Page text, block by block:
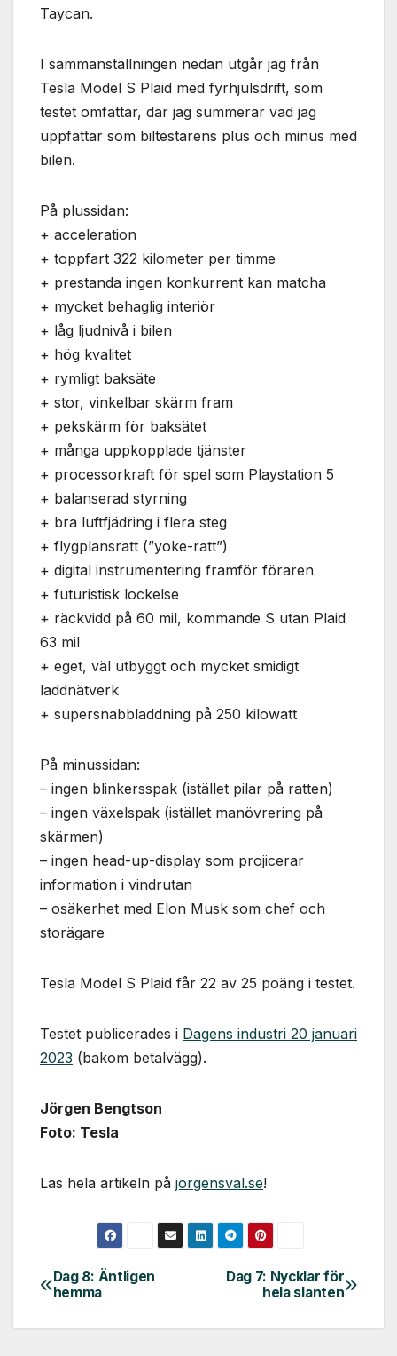
Taycan.
I sammanställningen nedan utgår jag från
Tesla Model S Plaid med fyrhjulsdrift, som
testet omfattar, där jag summerar vad jag
uppfattar som biltestarens plus och minus med
bilen.
På plussidan:
+ acceleration
+ toppfart 322 kilometer per timme
+ prestanda ingen konkurrent kan matcha
+ mycket behaglig interiör
+ låg ljudnivå i bilen
+ hög kvalitet
+ rymligt baksäte
+ stor, vinkelbar skärm fram
+ pekskärm för baksätet
+ många uppkopplade tjänster
+ processorkraft för spel som Playstation 5
+ balanserad styrning
+ bra luftfjädring i flera steg
+ flygplansratt (”yoke-ratt”)
+ digital instrumentering framför föraren
+ futuristisk lockelse
+ räckvidd på 60 mil, kommande S utan Plaid
63 mil
+ eget, väl utbyggt och mycket smidigt
laddnätverk
+ supersnabbladdning på 250 kilowatt
På minussidan:
– ingen blinkersspak (istället pilar på ratten)
– ingen växelspak (istället manövrering på
skärmen)
– ingen head-up-display som projicerar
information i vindrutan
– osäkerhet med Elon Musk som chef och
storägare
Tesla Model S Plaid får 22 av 25 poäng i testet.
Testet publicerades i Dagens industri 20 januari
2023 (bakom betalvägg).
Jörgen Bengtson
Foto: Tesla
Läs hela artikeln på jorgensval.se!
InläggsnavigeringDag 7: Nycklar för
hela slanten
Dag 8: Äntligen
hemma
Nödvändiga
välja bort. De
över huvud
fungera.
För att vi ska
kunna
funktionalitet
baserat på
Marknadsföring
Genom att dela
och erbjudanden.